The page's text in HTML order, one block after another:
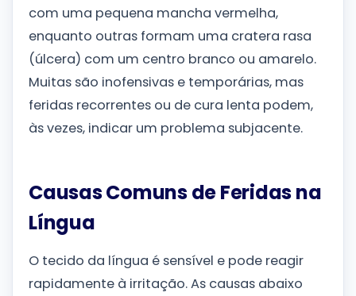
com uma pequena mancha vermelha,
enquanto outras formam uma cratera rasa
(úlcera) com um centro branco ou amarelo.
Muitas são inofensivas e temporárias, mas
feridas recorrentes ou de cura lenta podem,
às vezes, indicar um problema subjacente.
Causas Comuns de Feridas na
Língua
O tecido da língua é sensível e pode reagir
rapidamente à irritação. As causas abaixo